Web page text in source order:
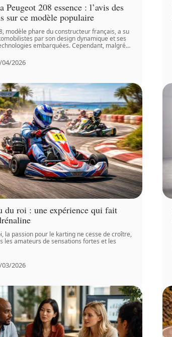
Peugeot 208 essence : l’avis des
sur ce modèle populaire
modèle phare du constructeur français, a su
par son design dynamique et ses
embarquées. Cependant, malgré…
04/2026
du roi : une expérience qui fait
la passion pour le karting ne cesse de croître,
les amateurs de sensations fortes et les
03/2026